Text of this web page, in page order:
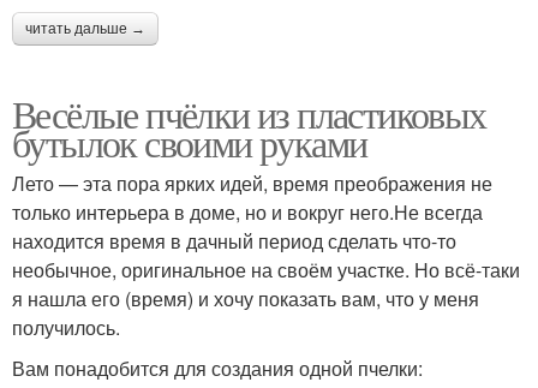
читать дальше →
Весёлые пчёлки из пластиковых
бутылок своими руками
Лето — эта пора ярких идей, время преображения не
только интерьера в доме, но и вокруг него.Не всегда
находится время в дачный период сделать что-то
необычное, оригинальное на своём участке. Но всё-таки
я нашла его (время) и хочу показать вам, что у меня
получилось.
Вам понадобится для создания одной пчелки: